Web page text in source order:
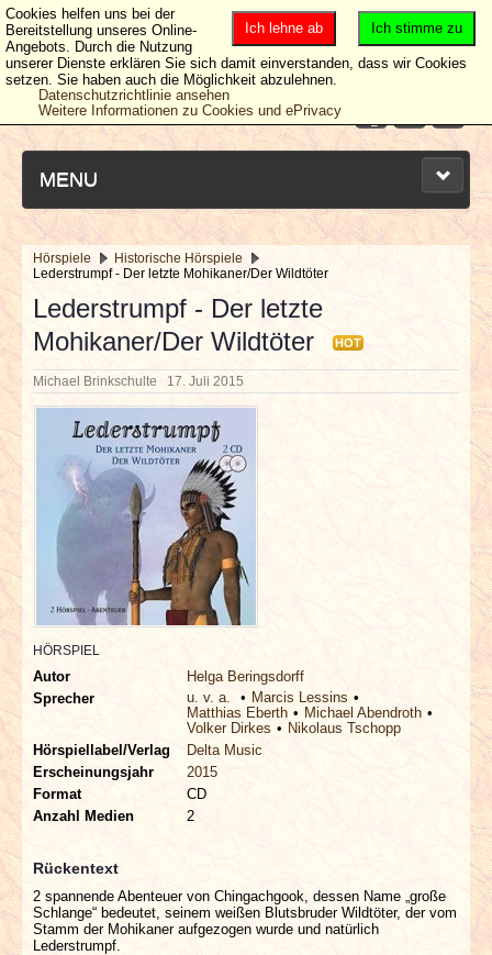
MENU
NEUESTE ARTIKEL
NEWS & DATES
BERICHTE
VERLOSUNGEN
INTERVIEWS
SPECIALS
REDAKTION
LINKS
Hörspiele
Historische Hörspiele
Lederstrumpf - Der letzte Mohikaner/Der Wildtöter
Lederstrumpf - Der letzte
Mohikaner/Der Wildtöter
HOT
Michael Brinkschulte 17. Juli 2015
HÖRSPIEL
Autor
Helga Beringsdorff
Sprecher
u. v. a.
Marcis Lessins
Matthias Eberth
Michael Abendroth
Volker Dirkes
Nikolaus Tschopp
Hörspiellabel/Verlag
Delta Music
Erscheinungsjahr
2015
Format
CD
Anzahl Medien
2
Rückentext
2 spannende Abenteuer von Chingachgook, dessen Name „große
Schlange“ bedeutet, seinem weißen Blutsbruder Wildtöter, der vom
Stamm der Mohikaner aufgezogen wurde und natürlich
Lederstrumpf.
Ich stimme zu
Ich lehne ab
Cookies helfen uns bei der
Bereitstellung unseres Online-
Angebots. Durch die Nutzung
unserer Dienste erklären Sie sich damit einverstanden, dass wir Cookies
setzen. Sie haben auch die Möglichkeit abzulehnen.
Datenschutzrichtlinie ansehen
Weitere Informationen zu Cookies und ePrivacy